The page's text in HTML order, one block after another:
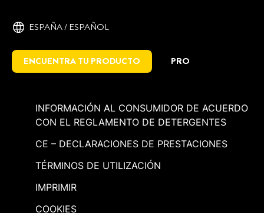
ESPAÑA / ESPAÑOL
ENCUENTRA TU PRODUCTO PRO
INFORMACIÓN AL CONSUMIDOR DE ACUERDO
CON EL REGLAMENTO DE DETERGENTES
CE – DECLARACIONES DE PRESTACIONES
TÉRMINOS DE UTILIZACIÓN
IMPRIMIR
COOKIES